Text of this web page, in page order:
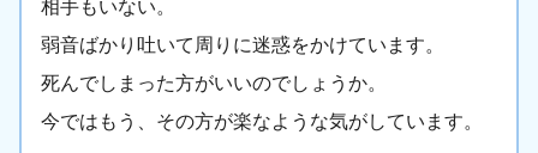
相手もいない。
弱音ばかり吐いて周りに迷惑をかけています。
死んでしまった方がいいのでしょうか。
今ではもう、その方が楽なような気がしています。